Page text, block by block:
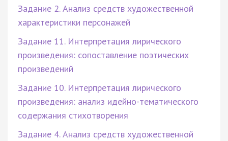
Задание 2. Анализ средств художественной
характеристики персонажей
Задание 11. Интерпретация лирического
произведения: сопоставление поэтических
произведений
Задание 10. Интерпретация лирического
произведения: анализ идейно-тематического
содержания стихотворения
Задание 4. Анализ средств художественной